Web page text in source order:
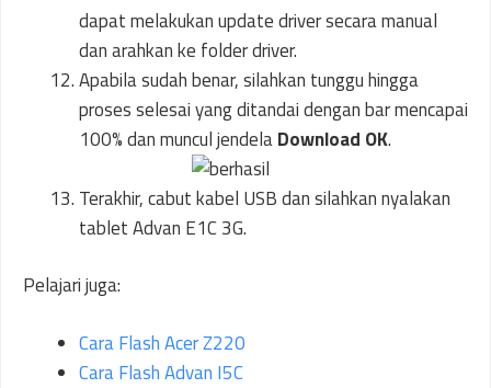
dapat melakukan update driver secara manual
dan arahkan ke folder driver.
Apabila sudah benar, silahkan tunggu hingga
proses selesai yang ditandai dengan bar mencapai
100% dan muncul jendelaDownload OK.
Terakhir, cabut kabel USB dan silahkan nyalakan
tablet Advan E1C 3G.
Pelajari juga:
Cara Flash Acer Z220
Cara Flash Advan I5C